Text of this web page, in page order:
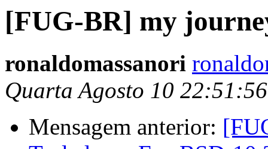
[FUG-BR] my
ronaldomassanori
Quarta Agosto 10
Mensagem anterior: